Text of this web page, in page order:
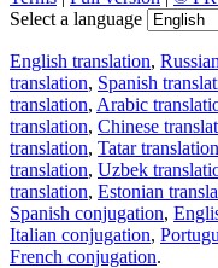
Select a language
English translation,
translation, Spanish
translation, Arabic
translation, Chinese
translation, Tatar translation
translation, Uzbek
translation, Estonian
Spanish conjugation,
Italian conjugation,
French conjugation.